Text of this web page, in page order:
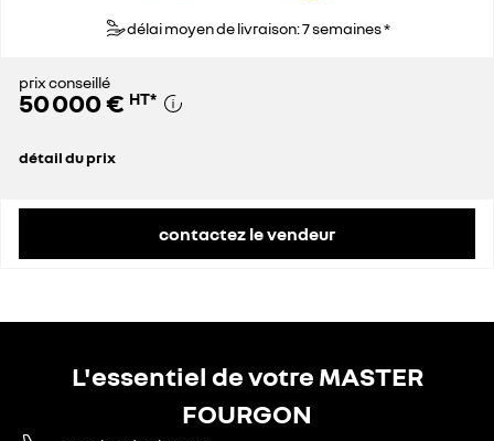
délai moyen de livraison: 7 semaines *
prix conseillé
50 000 € HT*
détail du prix
contactez le vendeur
L'essentiel de votre MASTER
FOURGON